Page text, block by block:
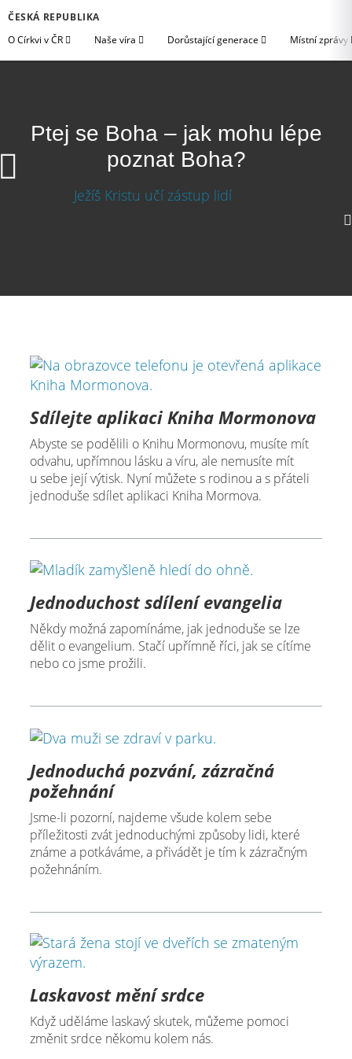
ČESKÁ REPUBLIKA
O Církvi v ČR
Naše víra Dorůstající generace Místní zprávy
Ptej se Boha – jak mohu lépe
poznat Boha?
Sdílejte aplikaci Kniha Mormonova
Abyste se podělili o Knihu Mormonovu, musíte mít
odvahu, upřímnou lásku a víru, ale nemusíte mít
u sebe její výtisk. Nyní můžete s rodinou a s přáteli
jednoduše sdílet aplikaci Kniha Mormova.
Jednoduchost sdílení evangelia
Někdy možná zapomínáme, jak jednoduše se lze
dělit o evangelium. Stačí upřímně říci, jak se cítíme
nebo co jsme prožili.
Jednoduchá pozvání, zázračná
požehnání
Jsme-li pozorní, najdeme všude kolem sebe
příležitosti zvát jednoduchými způsoby lidi, které
známe a potkáváme, a přivádět je tím k zázračným
požehnáním.
Laskavost mění srdce
Když uděláme laskavý skutek, můžeme pomoci
změnit srdce někomu kolem nás.